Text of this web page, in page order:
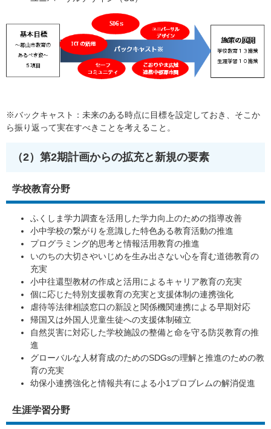
※バックキャスト：未来のある時点に目標を設定しておき、そこか
ら振り返って実在すべきことを考えること。
（2）第2期計画からの拡充と新規の要素
学校教育分野
ふくしま学力調査を活用した学力向上のための指導改善
小中学校の繋がりを意識した特色ある教育活動の推進
プログラミング的思考と情報活用教育の推進
いのちの大切さやいじめを生み出さない心を育む道徳教育の
充実
小中往還型教材の作成と活用によるキャリア教育の充実
個に応じた特別支援教育の充実と支援体制の連携強化
虐待等法律相談窓口の新設と関係機関連携による早期対応
帰国又は外国人児童生徒への支援体制確立
自然災害に対応した学校施設の整備と命を守る防災教育の推
進
グローバルな人材育成のためのSDGsの理解と推進のための教
育の充実
幼保小連携強化と情報共有による小1プロブレムの解消促進
生涯学習分野